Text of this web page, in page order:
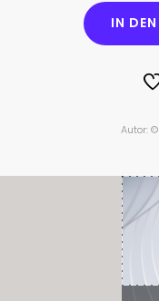
IN
Autor: